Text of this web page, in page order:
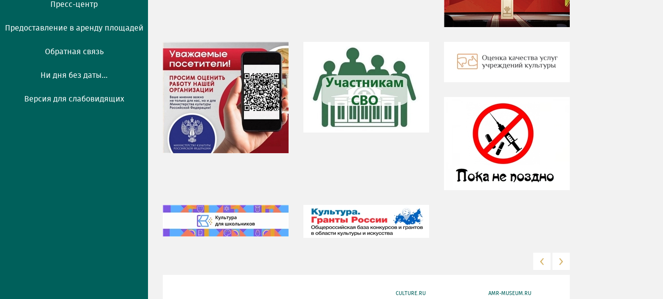
Пресс-центр
Предоставление в аренду площадей
Обратная связь
Ни дня без даты...
Версия для слабовидящих
CULTURE.RU AMR-MUSEUM.RU